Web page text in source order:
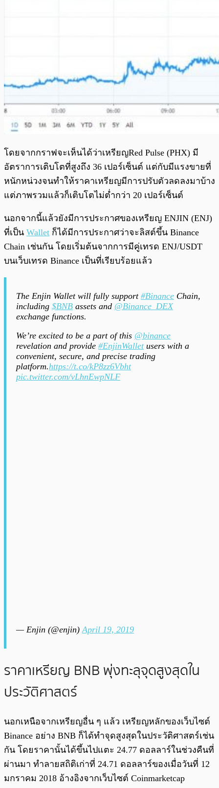
โดยจากกราฟจะเห็นได้ว่าเหรียญRed Pulse (PHX) มี
อัตราการเติบโตที่สูงถึง 36 เปอร์เซ็นต์ แต่กับมีแรงขายที่
หนักหน่วงจนทำให้ราคาเหรียญมีการปรับตัวลดลงมาบ้าง
แต่ภาพรวมแล้วก็เติบโตไม่ต่ำกว่า 20 เปอร์เซ็นต์
นอกจากนี้แล้วยังมีการประกาศของเหรียญ ENJIN (ENJ)
ที่เป็น Wallet ก็ได้มีการประกาศว่าจะลิสต์ขึ้น Binance
Chain เช่นกัน โดยเริ่มต้นจากการมีคู่เทรด ENJ/USDT
บนเว็บเทรด Binance เป็นที่เรียบร้อยแล้ว
The Enjin Wallet will fully support #Binance Chain,
including $BNB assets and @Binance_DEX
exchange functions.
We’re excited to be a part of this @binance
revelation and provide #EnjinWalletusers with a
convenient, secure, and precise trading
platform.https://t.co/kP8zz6Vbht
pic.twitter.com/vLhnEwpNLF
— Enjin (@enjin) April 19, 2019
ราคาเหรียญ BNB พุ่งทะลุจุดสูงสุดใน
ประวัติศาสตร์
นอกเหนือจากเหรียญอื่น ๆ แล้ว เหรียญหลักของเว็บไซต์
Binance อย่าง BNB ก็ได้ทำจุดสูงสุดในประวัติศาสตร์เช่น
กัน โดยราคานั้นได้ขึ้นไปแตะ 24.77 ดอลลาร์ในช่วงคืนที่
ผ่านมา ทำลายสถิติเก่าที่ 24.71 ดอลลาร์ของเมื่อวันที่ 12
มกราคม 2018 อ้างอิงจากเว็บไซต์ Coinmarketcap